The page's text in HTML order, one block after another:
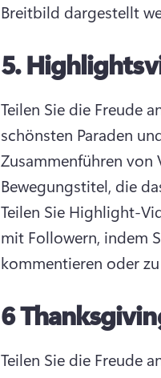
Breitbild dargestellt
5.
Teilen Sie die Freude
Zusammenführen
Teilen Sie Highlight-
mit Followern, indem
kommentieren oder
6
Teilen Sie die Freude